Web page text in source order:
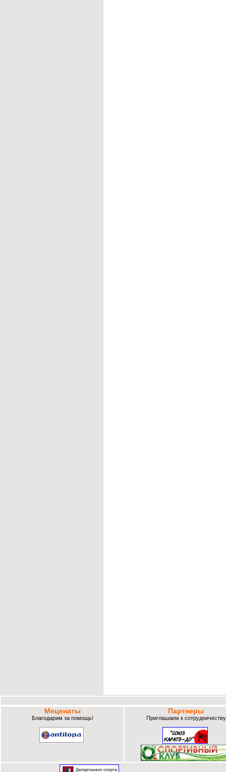
Меценаты
Благодарим за помощь!
Партнеры
Приглашаем к